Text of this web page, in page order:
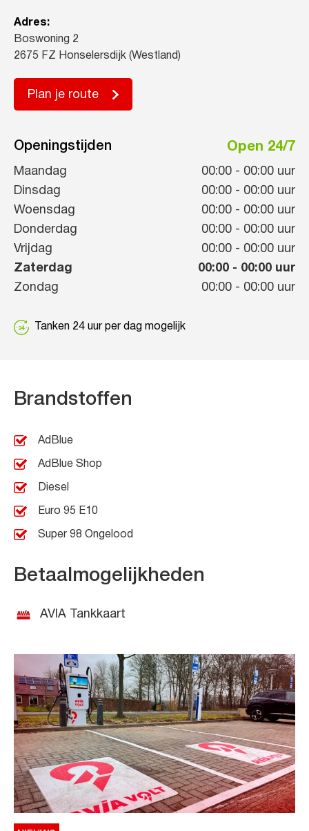
Adres:
Boswoning 2
2675 FZ Honselersdijk (Westland)
Plan je route
Openingstijden Open 24/7
Maandag 00:00 - 00:00 uur
Dinsdag
00:00 - 00:00 uur
Woensdag
00:00 - 00:00 uur
Donderdag
00:00 - 00:00 uur
Vrijdag
00:00 - 00:00 uur
Zaterdag
00:00 - 00:00 uur
Zondag
00:00 - 00:00 uur
Tanken 24 uur per dag mogelijk
Brandstoffen
AdBlue
AdBlue Shop
Diesel
Euro 95 E10
Super 98 Ongelood
Betaalmogelijkheden
AVIA Tankkaart